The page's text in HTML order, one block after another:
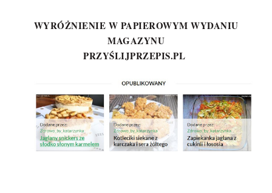
WYRÓŻNIENIE W PAPIEROWYM WYDANIU
MAGAZYNU
PRZYŚLIJPRZEPIS.PL